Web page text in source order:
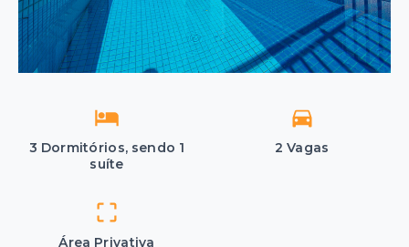
3 Dormitórios, sendo 1
suíte
2 Vagas
Área Privativa